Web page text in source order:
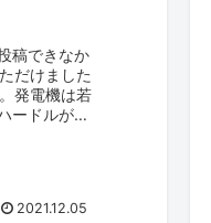
稿できなか
だけました
発電機は若
ードルが高
2021.12.05